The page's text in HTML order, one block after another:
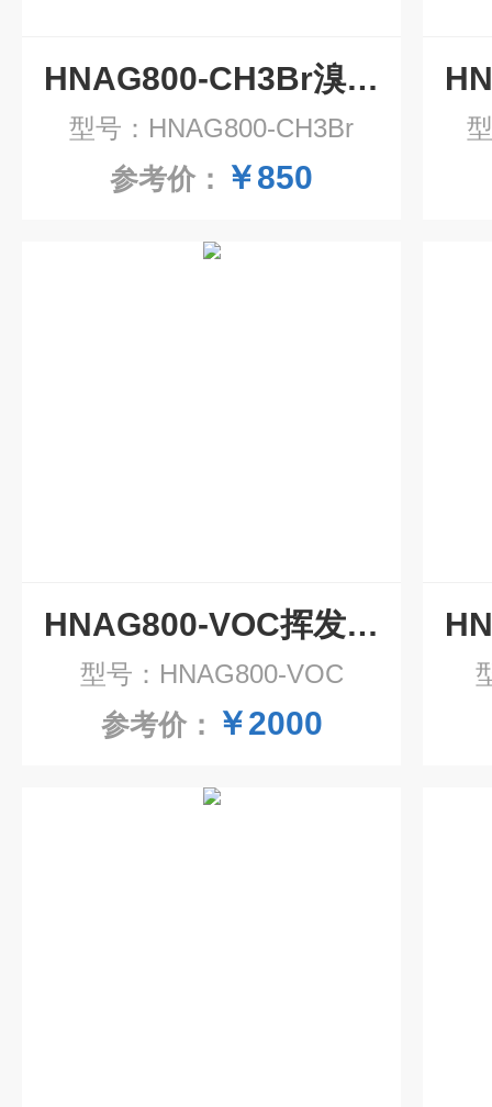
HNAG800-CH3Br溴甲烷气体传感器模组
型号：HNAG800-CH3Br
参考价： ￥850
HNAG800-VOC挥发性有机物VOC气体传感器模组
型号：HNAG800-VOC
参考价： ￥2000